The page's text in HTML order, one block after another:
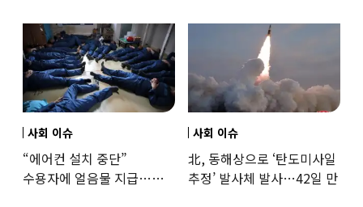
사회 이슈
“에어컨 설치 중단”
수용자에 얼음물 지급…
사회 이슈
北, 동해상으로 ‘탄도미사일
추정’ 발사체 발사…42일 만